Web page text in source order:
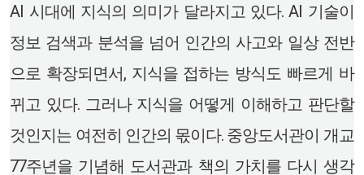
AI 시대에 지식의 의미가 달라지고 있다. AI 기술이
정보 검색과 분석을 넘어 인간의 사고와 일상 전반
으로 확장되면서, 지식을 접하는 방식도 빠르게 바
뀌고 있다. 그러나 지식을 어떻게 이해하고 판단할
것인지는 여전히 인간의 몫이다. 중앙도서관이 개교
77주년을 기념해 도서관과 책의 가치를 다시 생각